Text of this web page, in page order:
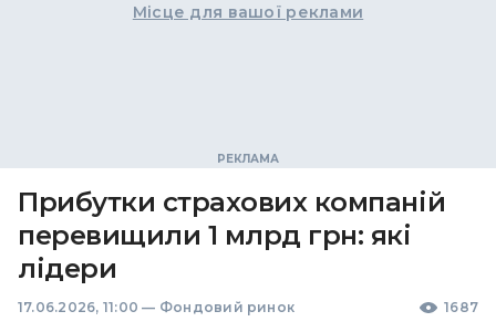
Місце для вашої реклами
Прибутки страхових компаній
перевищили 1 млрд грн: які
лідери
17.06.2026, 11:00 — Фондовий ринок 1687